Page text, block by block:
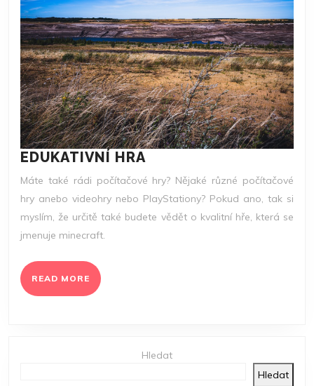
EDUKATIVNÍ HRA
HRA
Máte také rádi počítačové hry? Nějaké různé počítačové
hry anebo videohry nebo PlayStationy? Pokud ano, tak si
myslím, že určitě také budete vědět o kvalitní hře, která se
jmenuje minecraft.
READ MORE READ
MORE
Hledat
Hledat